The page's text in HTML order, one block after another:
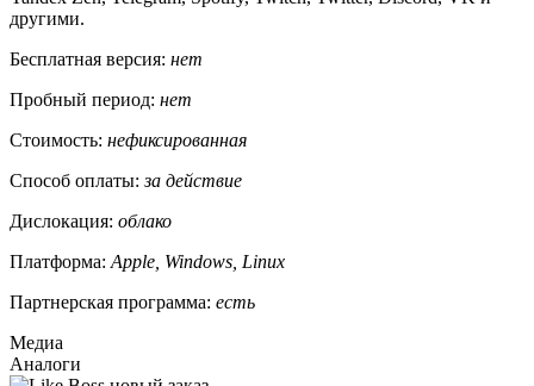
другими.
Бесплатная версия: нет
Пробный период: нет
Стоимость: нефиксированная
Способ оплаты:за действие
Дислокация: облако
Платформа: Apple, Windows, Linux
Партнерская программа: есть
Медиа
Аналоги